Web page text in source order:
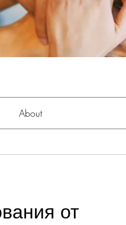
About
от